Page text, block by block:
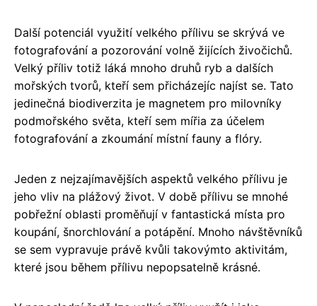
Další potenciál využití velkého přílivu se skrývá ve
fotografování a pozorování volně žijících živočichů.
Velký příliv totiž láká mnoho druhů ryb a dalších
mořských tvorů, kteří sem přicházejíc najíst se. Tato
jedinečná biodiverzita je magnetem pro milovníky
podmořského světa, kteří sem mířia za účelem
fotografování a zkoumání místní fauny a flóry.
Jeden z nejzajímavějších aspektů velkého přílivu je
jeho vliv na plážový život. V době přílivu se mnohé
pobřežní oblasti proměňují v fantastická místa pro
koupání, šnorchlování a potápění. Mnoho návštěvníků
se sem vypravuje právě kvůli takovýmto aktivitám,
které jsou během přílivu nepopsatelně krásné.